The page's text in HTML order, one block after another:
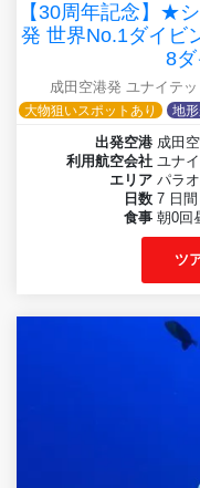
【30周年記念】★
発 世界No.1ダイビ
8
成田空港発 ユナイテ
大物狙いスポットあり
地
出発空港 成田
利用航空会社 ユナ
エリア パラオ
日数 7 日間
食事 朝0回
ツ